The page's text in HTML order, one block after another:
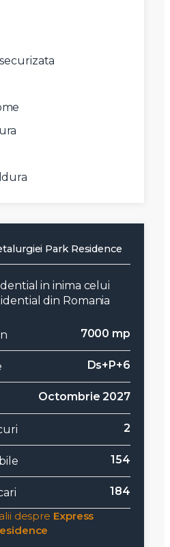
Park Residence
in inima celui
din Romania
7000 mp
Ds+P+6
Octombrie 2027
2
154
184
despre Express